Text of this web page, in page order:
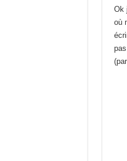
Ok
où